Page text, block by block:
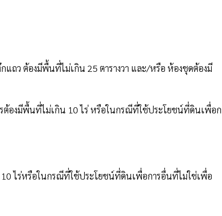
แถว ต้องมีพื้นที่ไม่เกิน 25 ตารางวา และ/หรือ ห้องชุดต้องมี
องมีพื้นที่ไม่เกิน 10 ไร่ หรือในกรณีที่ใช้ประโยชน์ที่ดินเพื่อก
ไร่หรือในกรณีที่ใช้ประโยชน์ที่ดินเพื่อการอื่นที่ไม่ใช่เพื่อ